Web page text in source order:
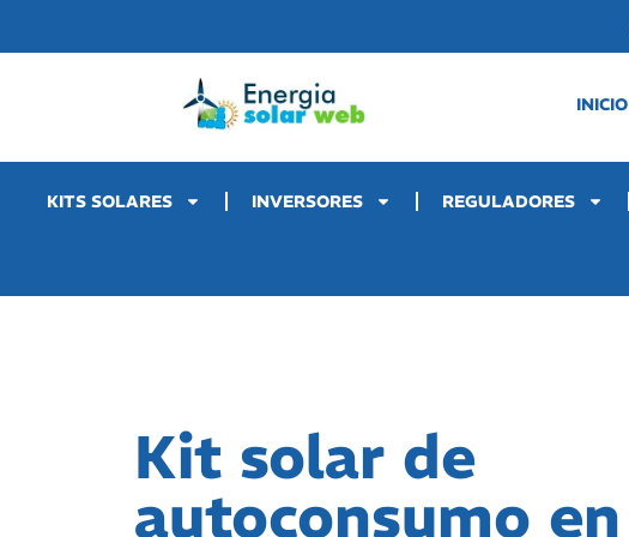
INICIO
KITS SOLARES INVERSORES REGULADORES
Kit solar de
autoconsumo en